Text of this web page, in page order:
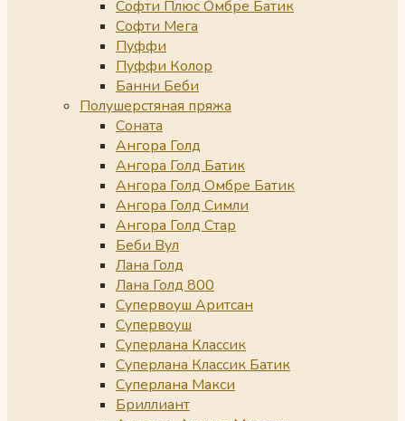
Софти Плюс Омбре Батик
Софти Мега
Пуффи
Пуффи Колор
Банни Беби
Полушерстяная пряжа
Соната
Ангора Голд
Ангора Голд Батик
Ангора Голд Омбре Батик
Ангора Голд Симли
Ангора Голд Стар
Беби Вул
Лана Голд
Лана Голд 800
Супервоуш Аритсан
Супервоуш
Суперлана Классик
Суперлана Классик Батик
Суперлана Макси
Бриллиант